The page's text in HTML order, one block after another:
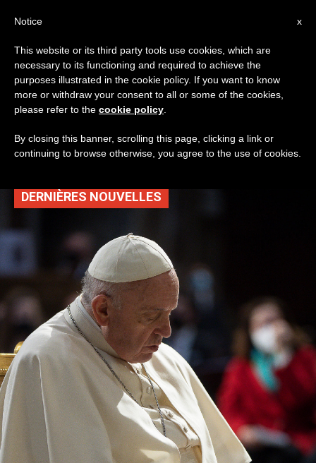
TAG
Posts Tagged ‘تلاوة
المسبحة’
DERNIÈRES NOUVELLES
x
Notice
This website or its third party tools use cookies, which are
necessary to its functioning and required to achieve the
purposes illustrated in the cookie policy. If you want to know
more or withdraw your consent to all or some of the cookies,
please refer to the cookie policy
By closing this banner, scrolling this page, clicking a link or
continuing to browse otherwise, you agree to the use of cookies.